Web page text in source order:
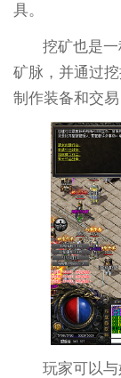
具。
挖矿也是
矿脉，并通过
制作装备和交
玩家可以